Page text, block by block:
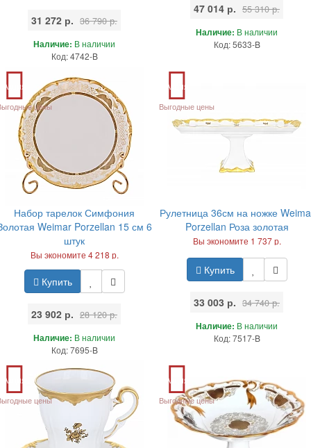
31 272 р. 36 790 р.
Наличие: В наличии
Код: 4742-B
47 014 р. 55 310 р.
Наличие: В наличии
Код: 5633-B
Акция
цены
Набор тарелок Симфония
Weimar Porzellan 15 см 6
штук
Вы экономите 4 218 р.
Купить
23 902 р. 28 120 р.
Наличие: В наличии
Код: 7695-B
Акция
Выгодные цены
Рулетница 36см на ножке
Porzellan Роза золотая
Вы экономите 1 737 р.
Купить
33 003 р. 34 740 р.
Наличие: В наличии
Код: 7517-B
Акция
цены
Акция
Выгодные цены